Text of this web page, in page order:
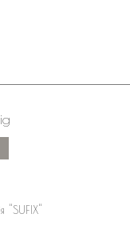
"SUFIX"